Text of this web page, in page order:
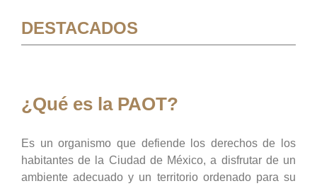
DESTACADOS
¿Qué es la PAOT?
Es un organismo que defiende los derechos de los
habitantes de la Ciudad de México, a disfrutar de un
ambiente adecuado y un territorio ordenado para su